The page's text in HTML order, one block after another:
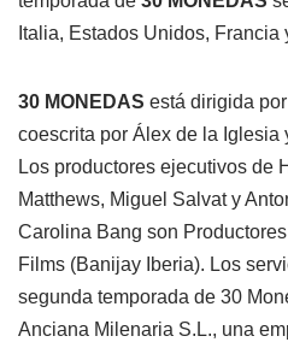
Italia, Estados Unidos, Francia
30 MONEDAS está dirigida
coescrita por Álex de la Iglesia
Los productores ejecutivos de
Matthews, Miguel Salvat y
Carolina Bang son
Films (Banijay Iberia). Los
segunda temporada de 30
Anciana Milenaria S.L., una